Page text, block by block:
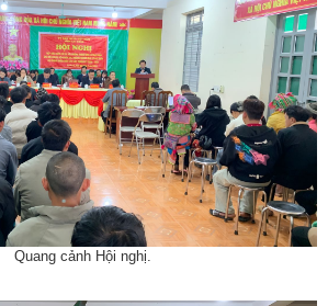
Quang cảnh Hội nghị.